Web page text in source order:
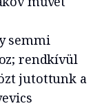
semmi
rendkívül
jutottunk a